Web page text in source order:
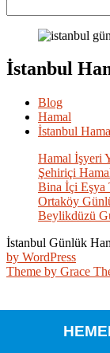
İstanbul
Blog
Hamal
İstanbul
Hamal İşyeri
Şehiriçi
Bina İçi Eşya
Ortaköy
Beylikdüzü
İstanbul Günlük
by WordPress
Theme by Grace